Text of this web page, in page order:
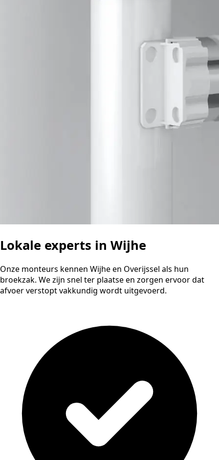
Lokale experts in Wijhe
Onze monteurs kennen Wijhe en Overijssel als hun
broekzak. We zijn snel ter plaatse en zorgen ervoor dat
afvoer verstopt vakkundig wordt uitgevoerd.